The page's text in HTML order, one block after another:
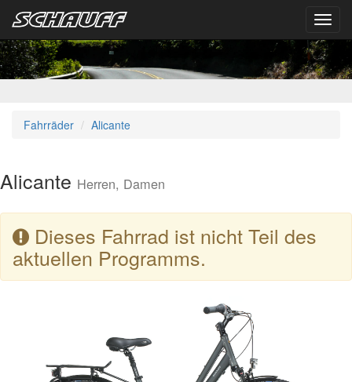
Fahrräder Alicante
Alicante Herren, Damen
Dieses Fahrrad ist nicht Teil des
aktuellen Programms.